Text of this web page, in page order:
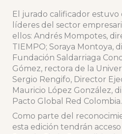
El jurado calificador
líderes del sector
ellos: Andrés Mompotes,
TIEMPO; Soraya Montoya,
Fundación Saldarriaga
Gómez, rectora de la
Sergio Rengifo, Director
Mauricio López González,
Pacto Global Red Colombia.
Como parte del
esta edición tendrán acceso